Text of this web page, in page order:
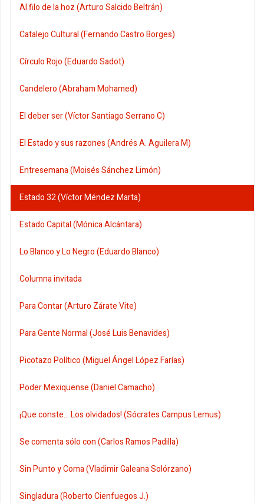
Al filo de la hoz (Arturo Salcido Beltrán)
Catalejo Cultural (Fernando Castro Borges)
Círculo Rojo (Eduardo Sadot)
Candelero (Abraham Mohamed)
El deber ser (Víctor Santiago Serrano C)
El Estado y sus razones (Andrés A. Aguilera M)
Entresemana (Moisés Sánchez Limón)
Estado 32 (Víctor Méndez Marta)
Estado Capital (Mónica Alcántara)
Lo Blanco y Lo Negro (Eduardo Blanco)
Columna invitada
Para Contar (Arturo Zárate Vite)
Para Gente Normal (José Luis Benavides)
Picotazo Político (Miguel Ángel López Farías)
Poder Mexiquense (Daniel Camacho)
¡Que conste... Los olvidados! (Sócrates Campus Lemus)
Se comenta sólo con (Carlos Ramos Padilla)
Sin Punto y Coma (Vladimir Galeana Solórzano)
Singladura (Roberto Cienfuegos J.)